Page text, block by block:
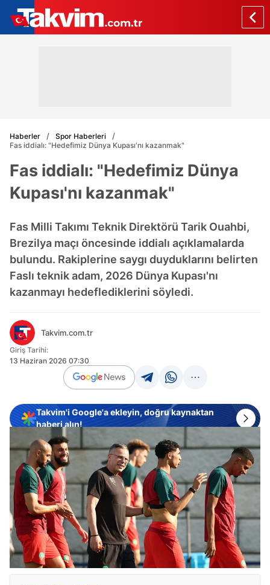
Haberler
Spor Haberleri
Fas iddialı: "Hedefimiz Dünya Kupası'nı kazanmak"
Fas iddialı: "Hedefimiz Dünya
Kupası'nı kazanmak"
Fas Milli Takımı Teknik Direktörü Tarik Ouahbi,
Brezilya maçı öncesinde iddialı açıklamalarda
bulundu. Rakiplerine saygı duyduklarını belirten
Faslı teknik adam, 2026 Dünya Kupası'nı
kazanmayı hedeflediklerini söyledi.
Takvim.com.tr
Giriş Tarihi:
13 Haziran 2026 07:30
Takvim'i Google'a ekleyin, doğru kaynaktan
haberi alın!